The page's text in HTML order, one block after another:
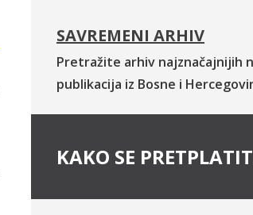
SAVREMENI ARHIV
Pretražite arhiv najznačajnijih
publikacija iz Bosne i
KAKO SE